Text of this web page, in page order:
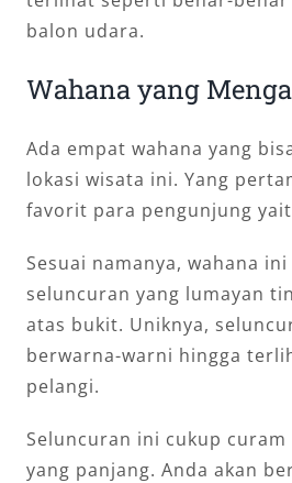
balon udara.
Wahana yang
Ada empat wahana yang
lokasi wisata ini. Yang
favorit para pengunjung
Sesuai namanya, wahana
seluncuran yang lumayan
atas bukit. Uniknya,
berwarna-warni hingga
pelangi.
Seluncuran ini cukup
yang panjang. Anda akan